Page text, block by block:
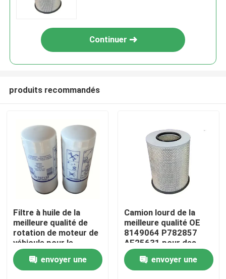
Continuer
produits recommandés
Filtre à huile de la
meilleure qualité de
rotation de moteur de
véhicule pour le
caoutchouc, camions
de Sandvik,
description de produit
envoyer une
Camion lourd de la
meilleure qualité OE
8149064 P782857
AF25631 pour des
camions de , autobus
envoyer une